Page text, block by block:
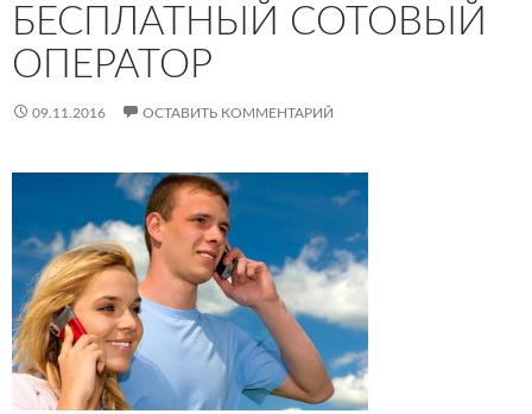
БЕСПЛАТНЫЙ СОТОВЫЙ
ОПЕРАТОР
09.11.2016 ОСТАВИТЬ КОММЕНТАРИЙ